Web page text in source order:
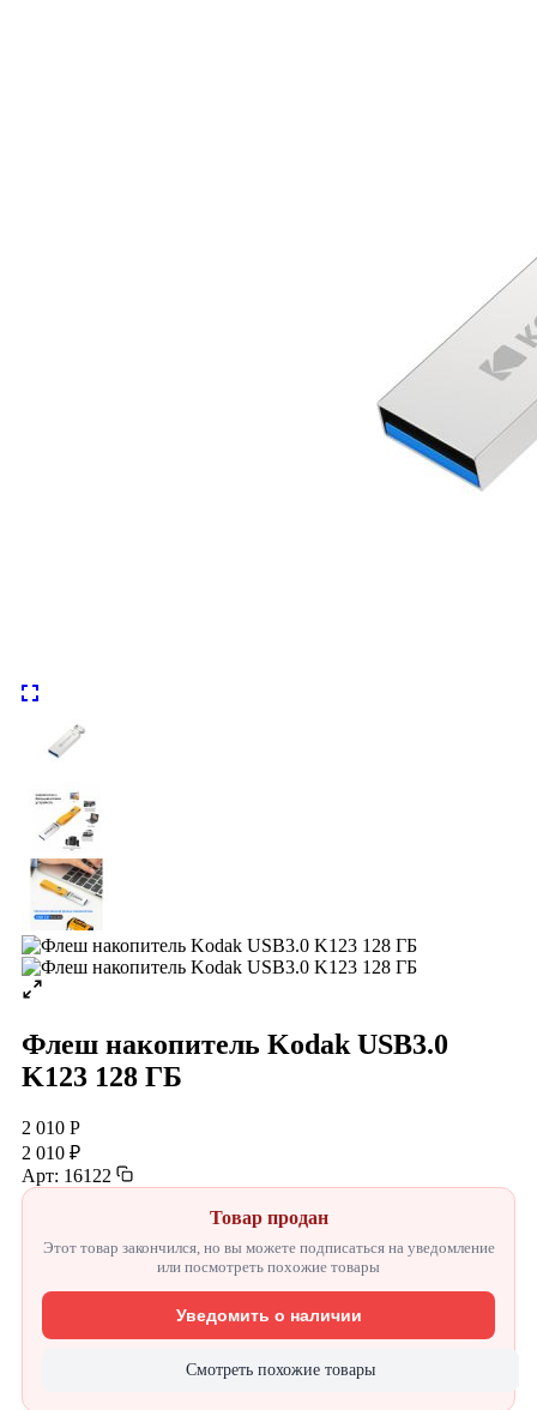
Флеш накопитель Kodak USB3.0
K123 128 ГБ
2 010 Р
2 010 ₽
Арт: 16122
Товар продан
Этот товар закончился, но вы можете подписаться на уведомление
или посмотреть похожие товары
Уведомить о наличии
Смотреть похожие товары